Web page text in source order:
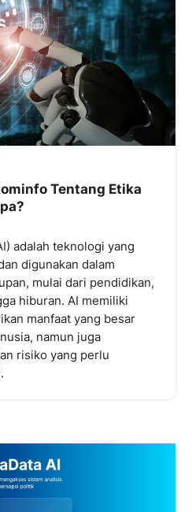
Tentang Etika
adalah teknologi yang
digunakan dalam
mulai dari pendidikan,
hiburan. AI memiliki
manfaat yang besar
namun juga
risiko yang perlu